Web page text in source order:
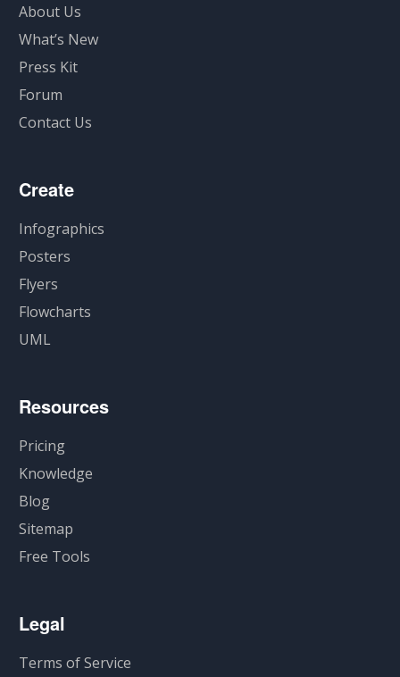
About Us
What’s New
Press Kit
Forum
Contact Us
Create
Infographics
Posters
Flyers
Flowcharts
UML
Resources
Pricing
Knowledge
Blog
Sitemap
Free Tools
Legal
Terms of Service